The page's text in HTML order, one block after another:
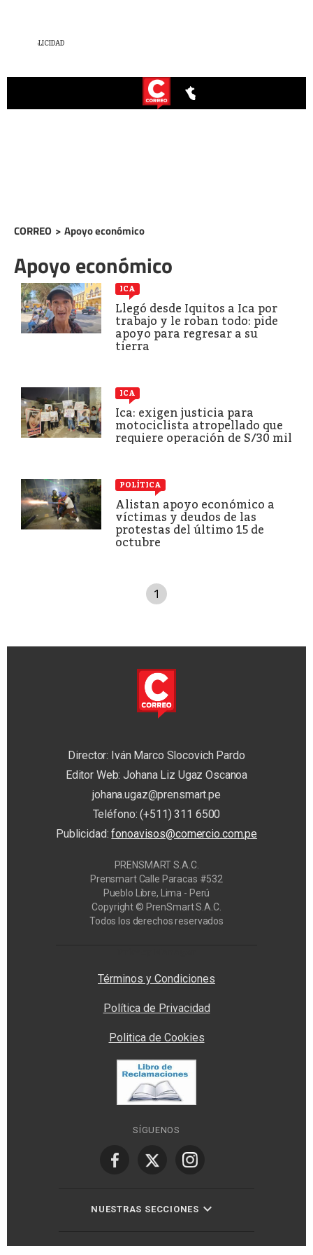
CORREO > Apoyo económico
Apoyo económico
ICA
Llegó desde Iquitos a Ica por
trabajo y le roban todo: pide
apoyo para regresar a su
tierra
ICA
Ica: exigen justicia para
motociclista atropellado que
requiere operación de S/30 mil
POLÍTICA
Alistan apoyo económico a
víctimas y deudos de las
protestas del último 15 de
octubre
1
Director: Iván Marco Slocovich Pardo
Editor Web: Johana Liz Ugaz Oscanoa
johana.ugaz@prensmart.pe
Teléfono: (+511) 311 6500
Publicidad:fonoavisos@comercio.com.pe
PRENSMART S.A.C.
Prensmart Calle Paracas #532
Pueblo Libre, Lima - Perú
Copyright © PrenSmart S.A.C.
Todos los derechos reservados
Términos y Condiciones
Política de Privacidad
Politica de Cookies
SÍGUENOS
NUESTRAS SECCIONES